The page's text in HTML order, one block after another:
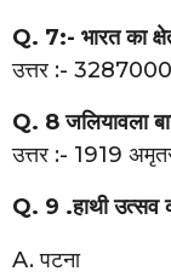
Q. 7:- भारत का
उत्तर :- 3287000
Q. 8 जलियावला
उत्तर :- 1919
Q. 9 .हाथी उत्सव
A. पटना